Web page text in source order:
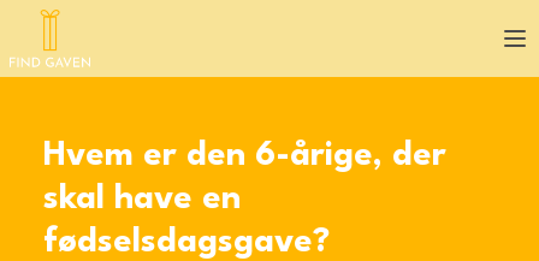
Hvem er den 6-årige, der
skal have en
fødselsdagsgave?